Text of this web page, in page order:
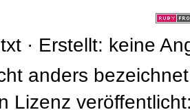
· Erstellt: keine
anders
Lizenz